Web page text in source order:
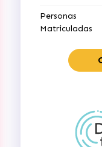
Personas
Matriculadas